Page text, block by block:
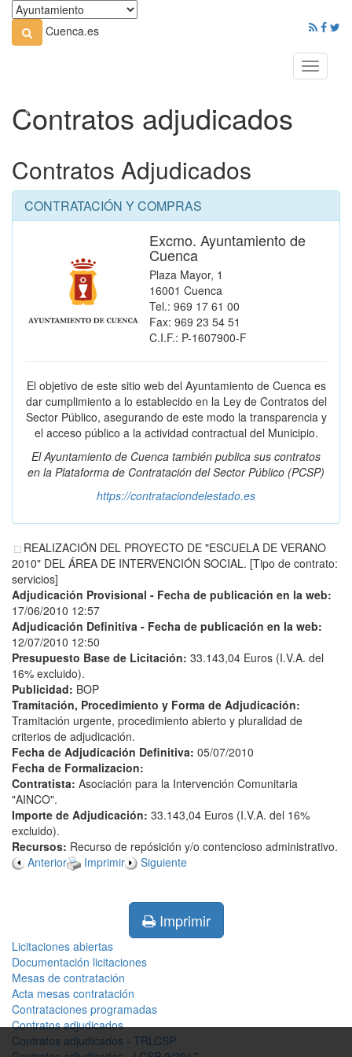
Cuenca.es
Toggle
Contratos adjudicados
Contratos Adjudicados
CONTRATACIÓN Y COMPRAS
Excmo. Ayuntamiento de
Cuenca
Plaza Mayor, 1
16001 Cuenca
Tel.: 969 17 61 00
Fax: 969 23 54 51
C.I.F.: P-1607900-F
El objetivo de este sitio web del Ayuntamiento de Cuenca es
dar cumplimiento a lo establecido en la Ley de Contratos del
Sector Público, asegurando de este modo la transparencia y
el acceso público a la actividad contractual del Municipio.
El Ayuntamiento de Cuenca también publica sus contratos
en la Plataforma de Contratación del Sector Público (PCSP)
https://contrataciondelestado.es
REALIZACIÓN DEL PROYECTO DE "ESCUELA DE VERANO
2010" DEL ÁREA DE INTERVENCIÓN SOCIAL. [Tipo de contrato:
servicios]
Adjudicación Provisional - Fecha de publicación en la web:
17/06/2010 12:57
Adjudicación Definitiva - Fecha de publicación en la web:
12/07/2010 12:50
Presupuesto Base de Licitación: 33.143,04 Euros (I.V.A. del
16% excluido).
Publicidad: BOP
Tramitación, Procedimiento y Forma de Adjudicación:
Tramitación urgente, procedimiento abierto y pluralidad de
criterios de adjudicación.
Fecha de Adjudicación Definitiva: 05/07/2010
Fecha de Formalizacion:
Contratista: Asociación para la Intervención Comunitaria
"AINCO".
Importe de Adjudicación: 33.143,04 Euros (I.V.A. del 16%
excluido).
Recursos: Recurso de repósición y/o contencioso administrativo.
Anterior
Imprimir Siguiente
Imprimir
Licitaciones abiertas
Documentación licitaciones
Mesas de contratación
Acta mesas contratación
Contrataciones programadas
Contratos adjudicados
Contratos adjudicados - TRLCSP